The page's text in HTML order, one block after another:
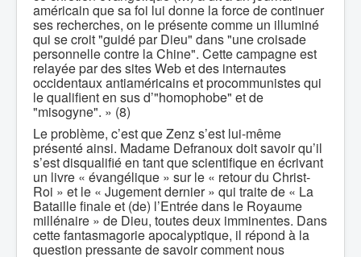
américain que sa foi lui donne la force de continuer
ses recherches, on le présente comme un illuminé
qui se croit "guidé par Dieu" dans "une croisade
personnelle contre la Chine". Cette campagne est
relayée par des sites Web et des internautes
occidentaux antiaméricains et procommunistes qui
le qualifient en sus d’"homophobe" et de
"misogyne". » (8)
Le problème, c’est que Zenz s’est lui-même
présenté ainsi. Madame Defranoux doit savoir qu’il
s’est disqualifié en tant que scientifique en écrivant
un livre « évangélique » sur le « retour du Christ-
Roi » et le « Jugement dernier » qui traite de « La
Bataille finale et (de) l’Entrée dans le Royaume
millénaire » de Dieu, toutes deux imminentes. Dans
cette fantasmagorie apocalyptique, il répond à la
question pressante de savoir comment nous